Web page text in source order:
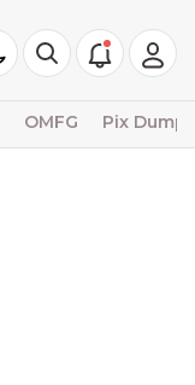
OMFG Pix Dump